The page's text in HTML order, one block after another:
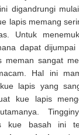
digandrungi
lapis memang
Untuk
dapat
meman sangat
Hal ini
lapis yang
kue lapis
kue basah ini